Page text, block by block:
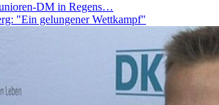
DM in Regens…
"Ein gelungener Wettkampf"